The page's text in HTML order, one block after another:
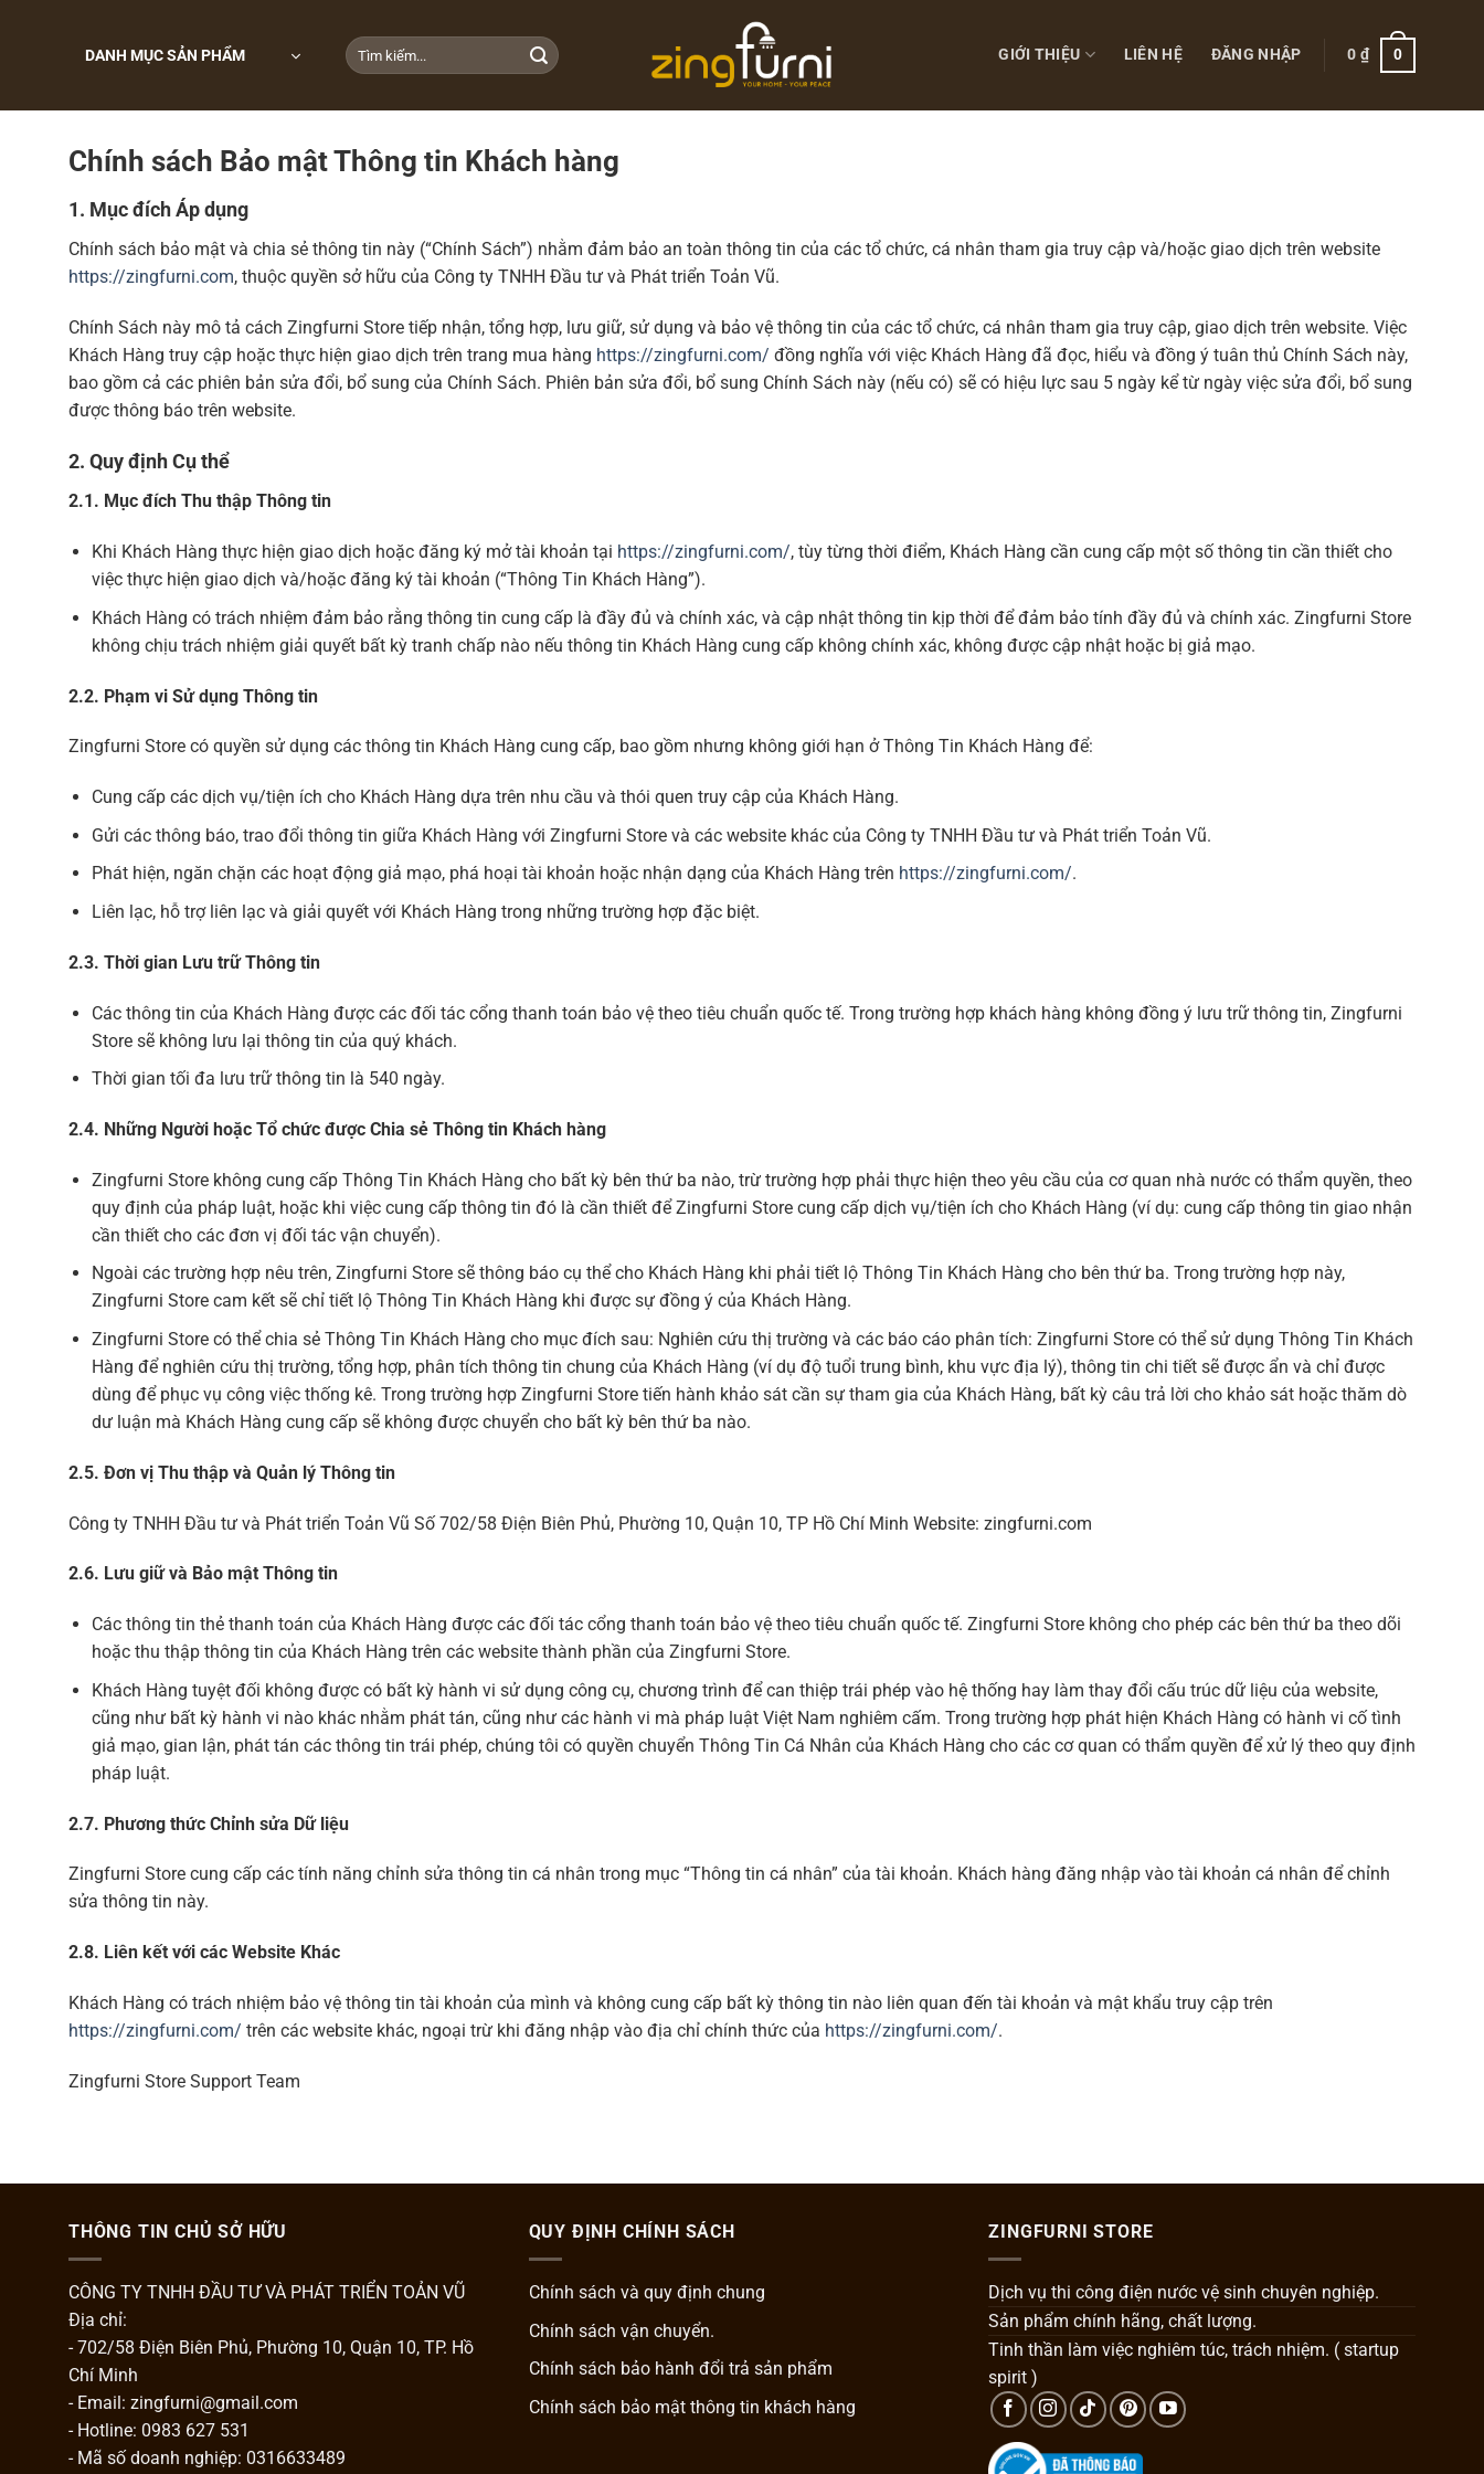
DANH MỤC SẢN PHẨM
Tìm
kiếm:
GIỚI THIỆU LIÊN HỆ ĐĂNG NHẬP 0₫ 0
Chính sách Bảo mật Thông tin Khách hàng
1. Mục đích Áp dụng
Chính sách bảo mật và chia sẻ thông tin này (“Chính Sách”) nhằm đảm bảo an toàn thông tin của các tổ chức, cá nhân tham gia truy cập và/hoặc giao dịch trên website
https://zingfurni.com, thuộc quyền sở hữu của Công ty TNHH Đầu tư và Phát triển Toản Vũ.
Chính Sách này mô tả cách Zingfurni Store tiếp nhận, tổng hợp, lưu giữ, sử dụng và bảo vệ thông tin của các tổ chức, cá nhân tham gia truy cập, giao dịch trên website. Việc
Khách Hàng truy cập hoặc thực hiện giao dịch trên trang mua hàng https://zingfurni.com/ đồng nghĩa với việc Khách Hàng đã đọc, hiểu và đồng ý tuân thủ Chính Sách này,
bao gồm cả các phiên bản sửa đổi, bổ sung của Chính Sách. Phiên bản sửa đổi, bổ sung Chính Sách này (nếu có) sẽ có hiệu lực sau 5 ngày kể từ ngày việc sửa đổi, bổ sung
được thông báo trên website.
2. Quy định Cụ thể
2.1. Mục đích Thu thập Thông tin
Khi Khách Hàng thực hiện giao dịch hoặc đăng ký mở tài khoản tại https://zingfurni.com/, tùy từng thời điểm, Khách Hàng cần cung cấp một số thông tin cần thiết cho
việc thực hiện giao dịch và/hoặc đăng ký tài khoản (“Thông Tin Khách Hàng”).
Khách Hàng có trách nhiệm đảm bảo rằng thông tin cung cấp là đầy đủ và chính xác, và cập nhật thông tin kịp thời để đảm bảo tính đầy đủ và chính xác. Zingfurni Store
không chịu trách nhiệm giải quyết bất kỳ tranh chấp nào nếu thông tin Khách Hàng cung cấp không chính xác, không được cập nhật hoặc bị giả mạo.
2.2. Phạm vi Sử dụng Thông tin
Zingfurni Store có quyền sử dụng các thông tin Khách Hàng cung cấp, bao gồm nhưng không giới hạn ở Thông Tin Khách Hàng để:
Cung cấp các dịch vụ/tiện ích cho Khách Hàng dựa trên nhu cầu và thói quen truy cập của Khách Hàng.
Gửi các thông báo, trao đổi thông tin giữa Khách Hàng với Zingfurni Store và các website khác của Công ty TNHH Đầu tư và Phát triển Toản Vũ.
Phát hiện, ngăn chặn các hoạt động giả mạo, phá hoại tài khoản hoặc nhận dạng của Khách Hàng trên https://zingfurni.com/.
Liên lạc, hỗ trợ liên lạc và giải quyết với Khách Hàng trong những trường hợp đặc biệt.
2.3. Thời gian Lưu trữ Thông tin
Các thông tin của Khách Hàng được các đối tác cổng thanh toán bảo vệ theo tiêu chuẩn quốc tế. Trong trường hợp khách hàng không đồng ý lưu trữ thông tin, Zingfurni
Store sẽ không lưu lại thông tin của quý khách.
Thời gian tối đa lưu trữ thông tin là 540 ngày.
2.4. Những Người hoặc Tổ chức được Chia sẻ Thông tin Khách hàng
Zingfurni Store không cung cấp Thông Tin Khách Hàng cho bất kỳ bên thứ ba nào, trừ trường hợp phải thực hiện theo yêu cầu của cơ quan nhà nước có thẩm quyền, theo
quy định của pháp luật, hoặc khi việc cung cấp thông tin đó là cần thiết để Zingfurni Store cung cấp dịch vụ/tiện ích cho Khách Hàng (ví dụ: cung cấp thông tin giao nhận
cần thiết cho các đơn vị đối tác vận chuyển).
Ngoài các trường hợp nêu trên, Zingfurni Store sẽ thông báo cụ thể cho Khách Hàng khi phải tiết lộ Thông Tin Khách Hàng cho bên thứ ba. Trong trường hợp này,
Zingfurni Store cam kết sẽ chỉ tiết lộ Thông Tin Khách Hàng khi được sự đồng ý của Khách Hàng.
Zingfurni Store có thể chia sẻ Thông Tin Khách Hàng cho mục đích sau: Nghiên cứu thị trường và các báo cáo phân tích: Zingfurni Store có thể sử dụng Thông Tin Khách
Hàng để nghiên cứu thị trường, tổng hợp, phân tích thông tin chung của Khách Hàng (ví dụ độ tuổi trung bình, khu vực địa lý), thông tin chi tiết sẽ được ẩn và chỉ được
dùng để phục vụ công việc thống kê. Trong trường hợp Zingfurni Store tiến hành khảo sát cần sự tham gia của Khách Hàng, bất kỳ câu trả lời cho khảo sát hoặc thăm dò
dư luận mà Khách Hàng cung cấp sẽ không được chuyển cho bất kỳ bên thứ ba nào.
2.5. Đơn vị Thu thập và Quản lý Thông tin
Công ty TNHH Đầu tư và Phát triển Toản Vũ Số 702/58 Điện Biên Phủ, Phường 10, Quận 10, TP Hồ Chí Minh Website: zingfurni.com
2.6. Lưu giữ và Bảo mật Thông tin
Các thông tin thẻ thanh toán của Khách Hàng được các đối tác cổng thanh toán bảo vệ theo tiêu chuẩn quốc tế. Zingfurni Store không cho phép các bên thứ ba theo dõi
hoặc thu thập thông tin của Khách Hàng trên các website thành phần của Zingfurni Store.
Khách Hàng tuyệt đối không được có bất kỳ hành vi sử dụng công cụ, chương trình để can thiệp trái phép vào hệ thống hay làm thay đổi cấu trúc dữ liệu của website,
cũng như bất kỳ hành vi nào khác nhằm phát tán, cũng như các hành vi mà pháp luật Việt Nam nghiêm cấm. Trong trường hợp phát hiện Khách Hàng có hành vi cố tình
giả mạo, gian lận, phát tán các thông tin trái phép, chúng tôi có quyền chuyển Thông Tin Cá Nhân của Khách Hàng cho các cơ quan có thẩm quyền để xử lý theo quy định
pháp luật.
2.7. Phương thức Chỉnh sửa Dữ liệu
Zingfurni Store cung cấp các tính năng chỉnh sửa thông tin cá nhân trong mục “Thông tin cá nhân” của tài khoản. Khách hàng đăng nhập vào tài khoản cá nhân để chỉnh
sửa thông tin này.
2.8. Liên kết với các Website Khác
Khách Hàng có trách nhiệm bảo vệ thông tin tài khoản của mình và không cung cấp bất kỳ thông tin nào liên quan đến tài khoản và mật khẩu truy cập trên
https://zingfurni.com/ trên các website khác, ngoại trừ khi đăng nhập vào địa chỉ chính thức của https://zingfurni.com/.
Zingfurni Store Support Team
THÔNG TIN CHỦ SỞ HỮU
CÔNG TY TNHH ĐẦU TƯ VÀ PHÁT TRIỂN TOẢN VŨ
Địa chỉ:
- 702/58 Điện Biên Phủ, Phường 10, Quận 10, TP. Hồ
Chí Minh
- Email: zingfurni@gmail.com
- Hotline: 0983 627 531
- Mã số doanh nghiệp: 0316633489
QUY ĐỊNH CHÍNH SÁCH
Chính sách và quy định chung
Chính sách vận chuyển.
Chính sách bảo hành đổi trả sản phẩm
Chính sách bảo mật thông tin khách hàng
ZINGFURNI STORE
Dịch vụ thi công điện nước vệ sinh chuyên nghiệp.
Sản phẩm chính hãng, chất lượng.
Tinh thần làm việc nghiêm túc, trách nhiệm. ( startup
spirit )